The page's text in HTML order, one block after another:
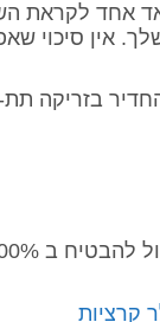
אחד לקראת
אין סיכוי
בזריקה
לחיה במשך השנים.